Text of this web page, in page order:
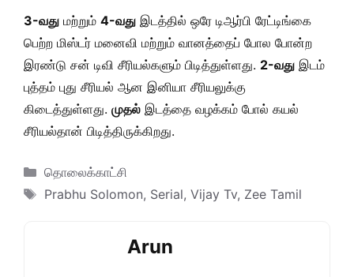
3-வது மற்றும் 4-வது இடத்தில் ஒரே டிஆர்பி ரேட்டிங்கை
பெற்ற மிஸ்டர் மனைவி மற்றும் வானத்தைப் போல போன்ற
இரண்டு சன் டிவி சீரியல்களும் பிடித்துள்ளது. 2-வது இடம்
புத்தம் புது சீரியல் ஆன இனியா சீரியலுக்கு
கிடைத்துள்ளது. முதல் இடத்தை வழக்கம் போல் கயல்
சீரியல்தான் பிடித்திருக்கிறது.
Categories
தொலைக்காட்சி
Tags
Prabhu Solomon, Serial, Vijay Tv, Zee Tamil
Arun